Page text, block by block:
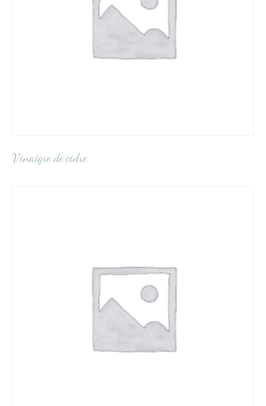
Vinaigre de cidre